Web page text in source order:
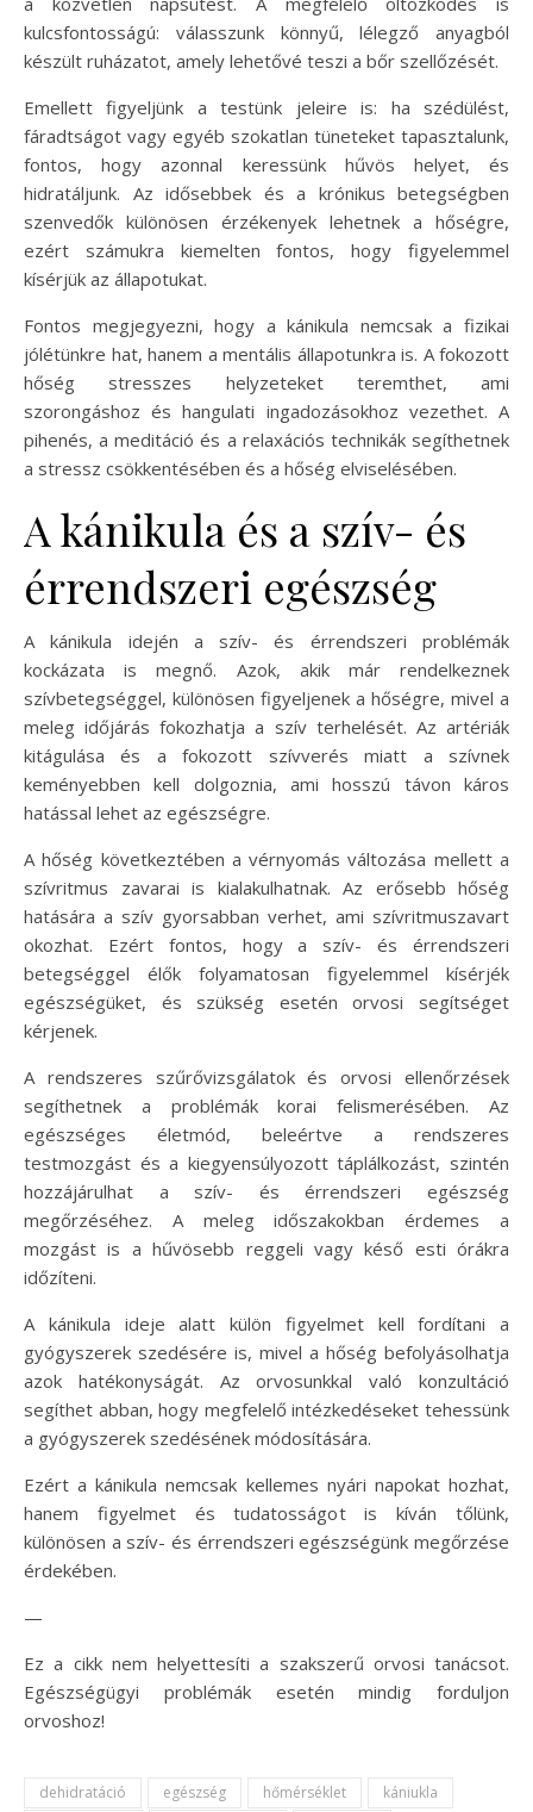
kulcsfontosságú: válasszunk könnyű, lélegző anyagból
készült ruházatot, amely lehetővé teszi a bőr szellőzését.
Emellett figyeljünk a testünk jeleire is: ha szédülést,
fáradtságot vagy egyéb szokatlan tüneteket tapasztalunk,
fontos, hogy azonnal keressünk hűvös helyet, és
hidratáljunk. Az idősebbek és a krónikus betegségben
szenvedők különösen érzékenyek lehetnek a hőségre,
ezért számukra kiemelten fontos, hogy figyelemmel
kísérjük az állapotukat.
Fontos megjegyezni, hogy a kánikula nemcsak a fizikai
jólétünkre hat, hanem a mentális állapotunkra is. A fokozott
hőség stresszes helyzeteket teremthet, ami
szorongáshoz és hangulati ingadozásokhoz vezethet. A
pihenés, a meditáció és a relaxációs technikák segíthetnek
a stressz csökkentésében és a hőség elviselésében.
A kánikula és a szív- és
érrendszeri egészség
A kánikula idején a szív- és érrendszeri problémák
kockázata is megnő. Azok, akik már rendelkeznek
szívbetegséggel, különösen figyeljenek a hőségre, mivel a
meleg időjárás fokozhatja a szív terhelését. Az artériák
kitágulása és a fokozott szívverés miatt a szívnek
keményebben kell dolgoznia, ami hosszú távon káros
hatással lehet az egészségre.
A hőség következtében a vérnyomás változása mellett a
szívritmus zavarai is kialakulhatnak. Az erősebb hőség
hatására a szív gyorsabban verhet, ami szívritmuszavart
okozhat. Ezért fontos, hogy a szív- és érrendszeri
betegséggel élők folyamatosan figyelemmel kísérjék
egészségüket, és szükség esetén orvosi segítséget
kérjenek.
A rendszeres szűrővizsgálatok és orvosi ellenőrzések
segíthetnek a problémák korai felismerésében. Az
egészséges életmód, beleértve a rendszeres
testmozgást és a kiegyensúlyozott táplálkozást, szintén
hozzájárulhat a szív- és érrendszeri egészség
megőrzéséhez. A meleg időszakokban érdemes a
mozgást is a hűvösebb reggeli vagy késő esti órákra
időzíteni.
A kánikula ideje alatt külön figyelmet kell fordítani a
gyógyszerek szedésére is, mivel a hőség befolyásolhatja
azok hatékonyságát. Az orvosunkkal való konzultáció
segíthet abban, hogy megfelelő intézkedéseket tehessünk
a gyógyszerek szedésének módosítására.
Ezért a kánikula nemcsak kellemes nyári napokat hozhat,
hanem figyelmet és tudatosságot is kíván tőlünk,
különösen a szív- és érrendszeri egészségünk megőrzése
érdekében.
—
Ez a cikk nem helyettesíti a szakszerű orvosi tanácsot.
Egészségügyi problémák esetén mindig forduljon
orvoshoz!
dehidratáció egészség hőmérséklet
kániukla